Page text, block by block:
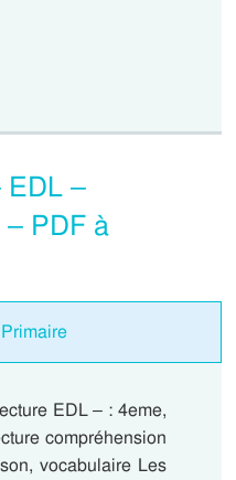
EDL –
PDF à
EDL – : 4eme,
compréhension
vocabulaire Les